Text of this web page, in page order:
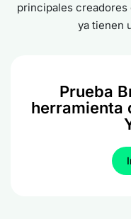
principales creadores
ya tienen
Prueba
herramienta